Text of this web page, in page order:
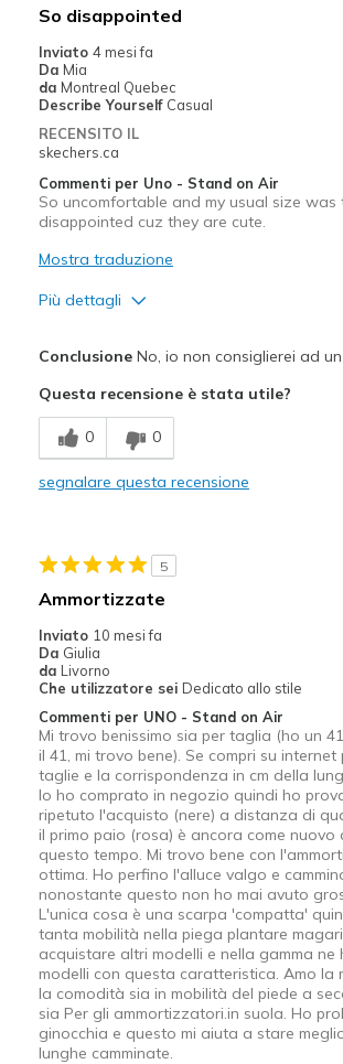
Punti di vista sulle scarpe
So disappointed
Inviato 4 mesi fa
Da Mia
da Montreal Quebec
Describe Yourself Casual
RECENSITO IL
skechers.ca
Commenti per Uno - Stand on Air
So uncomfortable and my usual size was
disappointed cuz they are cute.
Mostra traduzione
Più dettagli
Difetti
Poor Cushioning
Feels full size too small
View On Shoes
ConclusioneNo, io non consiglierei ad
Questa recensione è stata utile?
0 0
segnalare questa recensione
5
Ammortizzate
Inviato 10 mesi fa
Da Giulia
da Livorno
Che utilizzatore sei Dedicato allo stile
Commenti per UNO - Stand on Air
Mi trovo benissimo sia per taglia (ho un
il 41, mi trovo bene). Se compri su
taglie e la corrispondenza in cm della
Io ho comprato in negozio quindi ho
ripetuto l'acquisto (nere) a distanza di
il primo paio (rosa) è ancora come
questo tempo. Mi trovo bene con
ottima. Ho perfino l'alluce valgo e
nonostante questo non ho mai avuto
L'unica cosa è una scarpa 'compatta'
tanta mobilità nella piega plantare
acquistare altri modelli e nella gamma
modelli con questa caratteristica. Amo la
la comodità sia in mobilità del piede a
sia Per gli ammortizzatori.in suola. Ho
ginocchia e questo mi aiuta a stare
lunghe camminate.